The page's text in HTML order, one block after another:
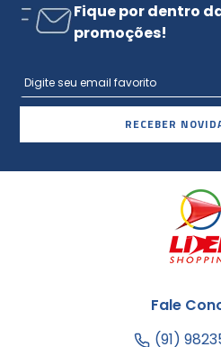
Fique por dentro
promoções!
RECEBER
Fale
(91)